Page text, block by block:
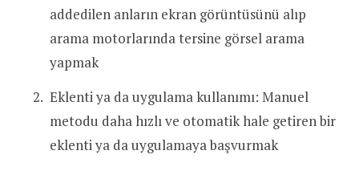
addedilen anların ekran görüntüsünü alıp
arama motorlarında tersine görsel arama
yapmak
Eklenti ya da uygulama kullanımı: Manuel
metodu daha hızlı ve otomatik hale getiren bir
eklenti ya da uygulamaya başvurmak